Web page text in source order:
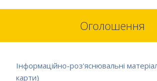
Оголошення
Інформаційно-роз'яснювальні
карти)